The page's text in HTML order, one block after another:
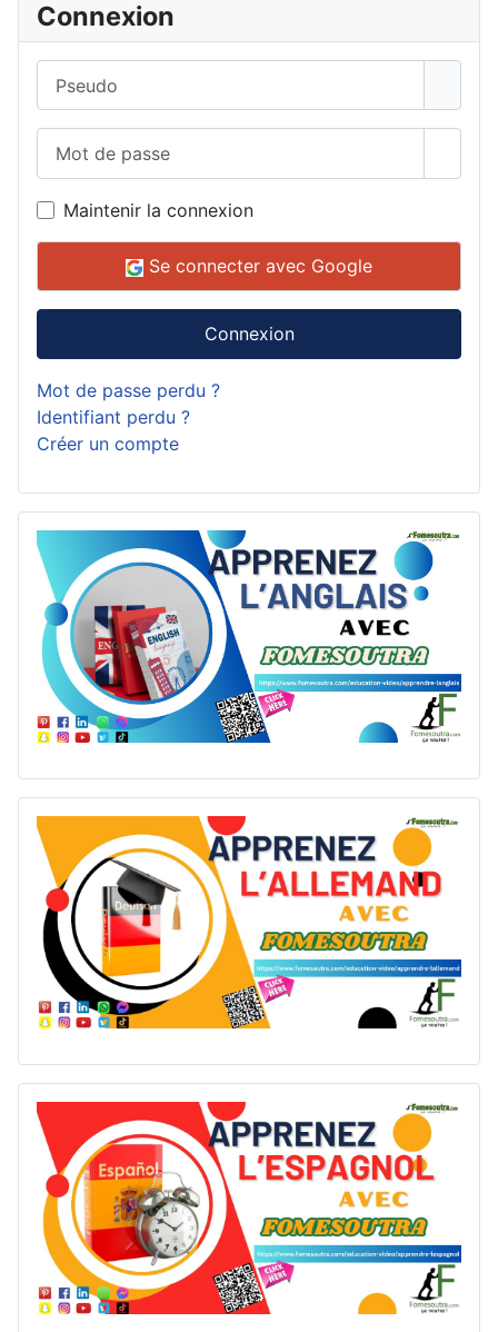
Connexion
Maintenir la connexion
Se connecter avec Google
Connexion
Mot de passe perdu ?
Identifiant perdu ?
Créer un compte